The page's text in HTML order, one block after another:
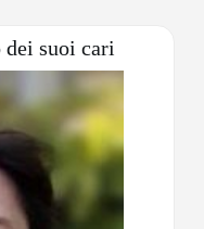
dei suoi cari